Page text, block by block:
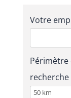
Votre
Périmètre
recherche